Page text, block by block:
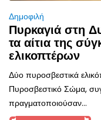
Δημοφιλή
Πυρκαγιά στη
τα αίτια της
ελικοπτέρων
Δύο πυροσβεστικά
Πυροσβεστικό Σώμα,
πραγματοποιούσαν...